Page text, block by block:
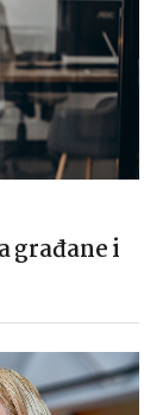
građane i